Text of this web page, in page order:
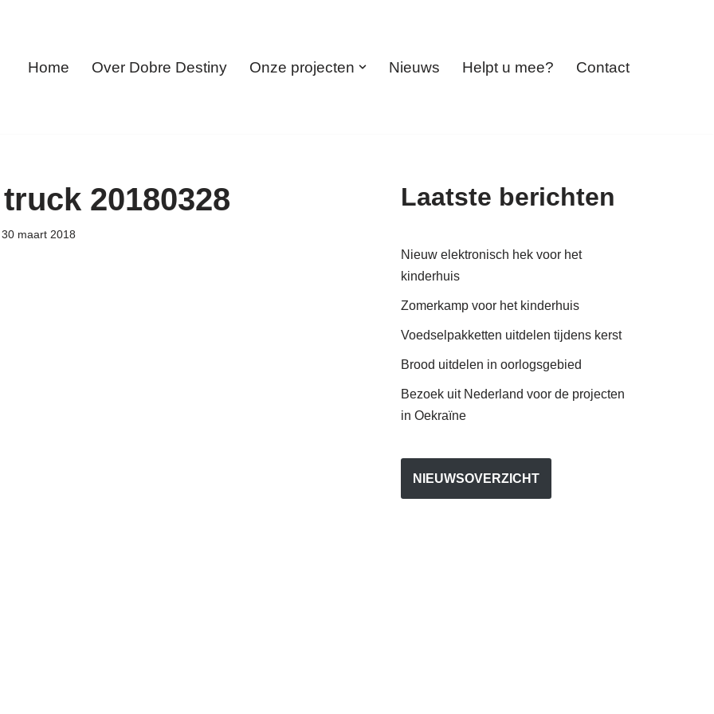
Home Over Dobre Destiny Onze projecten Nieuws Helpt u mee? Contact
20180328
30 maart 2018
Laatste berichten
Nieuw elektronisch hek voor het
kinderhuis
Zomerkamp voor het kinderhuis
Voedselpakketten uitdelen tijdens kerst
Brood uitdelen in oorlogsgebied
Bezoek uit Nederland voor de projecten
in Oekraïne
NIEUWSOVERZICHT